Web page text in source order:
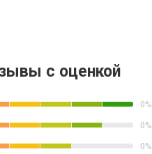
с оценкой
0%
0%
0%